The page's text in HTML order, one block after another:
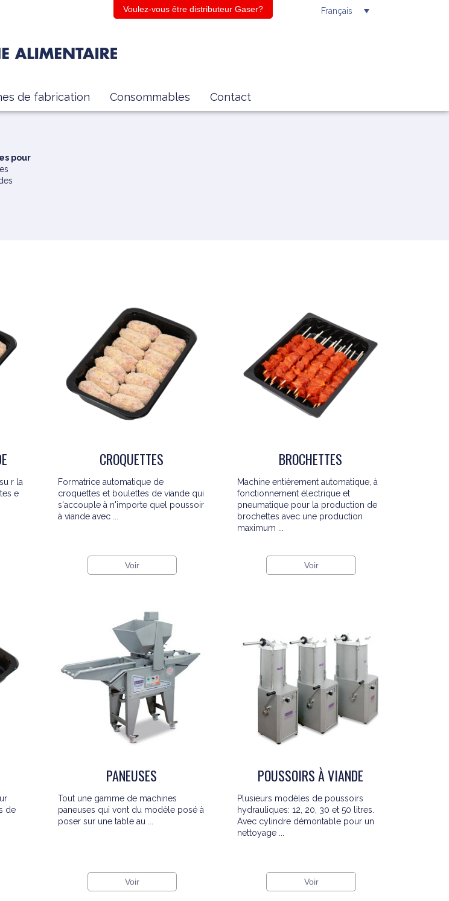
Voulez-vous être distributeur Gaser? Français
de fabrication Consommables Contact
pour
des
r la
e
CROQUETTES
Formatrice automatique de
croquettes et boulettes de viande qui
s'accouple à n'importe quel poussoir
à viande avec ...
Voir
BROCHETTES
Machine entièrement automatique, à
fonctionnement électrique et
pneumatique pour la production de
brochettes avec une production
maximum ...
Voir
de
PANEUSES
Tout une gamme de machines
paneuses qui vont du modèle posé à
poser sur une table au ...
Voir
POUSSOIRS À VIANDE
Plusieurs modèles de poussoirs
hydrauliques: 12, 20, 30 et 50 litres.
Avec cylindre démontable pour un
nettoyage ...
Voir